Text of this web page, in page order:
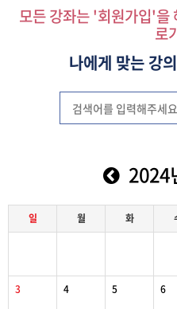
모든 강좌는 '회원가입'을
로
나에게 맞는 강
2024
일 월 화
3 4 5 6